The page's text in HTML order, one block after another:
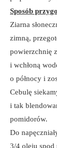
Sposób
Ziarna
zimną,
powierzchnię
i wchłoną
o północy i
Cebulę
i tak
pomidorów.
Do
3/4 oleju